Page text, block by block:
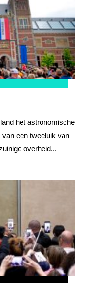
het astronomische
van een tweeluik van
overheid...